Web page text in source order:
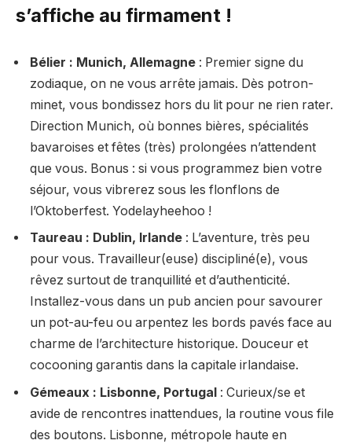
s’affiche au firmament !
Bélier : Munich, Allemagne : Premier signe du
zodiaque, on ne vous arrête jamais. Dès potron-
minet, vous bondissez hors du lit pour ne rien rater.
Direction Munich, où bonnes bières, spécialités
bavaroises et fêtes (très) prolongées n’attendent
que vous. Bonus : si vous programmez bien votre
séjour, vous vibrerez sous les flonflons de
l’Oktoberfest. Yodelayheehoo !
Taureau : Dublin, Irlande : L’aventure, très peu
pour vous. Travailleur(euse) discipliné(e), vous
rêvez surtout de tranquillité et d’authenticité.
Installez-vous dans un pub ancien pour savourer
un pot-au-feu ou arpentez les bords pavés face au
charme de l’architecture historique. Douceur et
cocooning garantis dans la capitale irlandaise.
Gémeaux : Lisbonne, Portugal : Curieux/se et
avide de rencontres inattendues, la routine vous file
des boutons. Lisbonne, métropole haute en